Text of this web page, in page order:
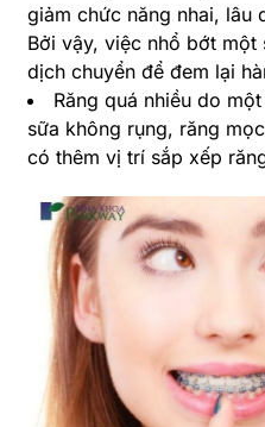
giảm chức năng nhai, lâu
Bởi vậy, việc nhổ bớt
dịch chuyển để đem lại
Răng quá nhiều do
sữa không rụng, răng
có thêm vị trí sắp xếp